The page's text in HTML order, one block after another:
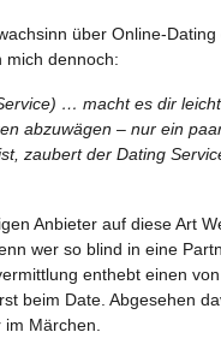
über Online-
mich dennoch:
… macht es dir
abzuwägen – nur ein
zaubert der Dating
Anbieter auf diese Art
wer so blind in eine
enthebt einen
beim Date. Abgesehen
Märchen.